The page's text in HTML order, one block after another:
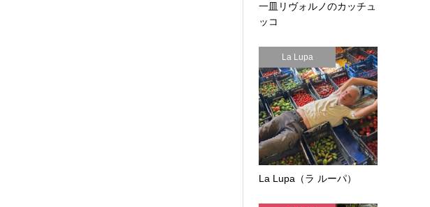
一皿リヴォルノのカッチュ
ッコ
La Lupa
La Lupa（ラ ルーパ）